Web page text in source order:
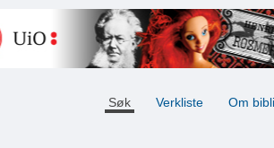
Søk Verkliste Om